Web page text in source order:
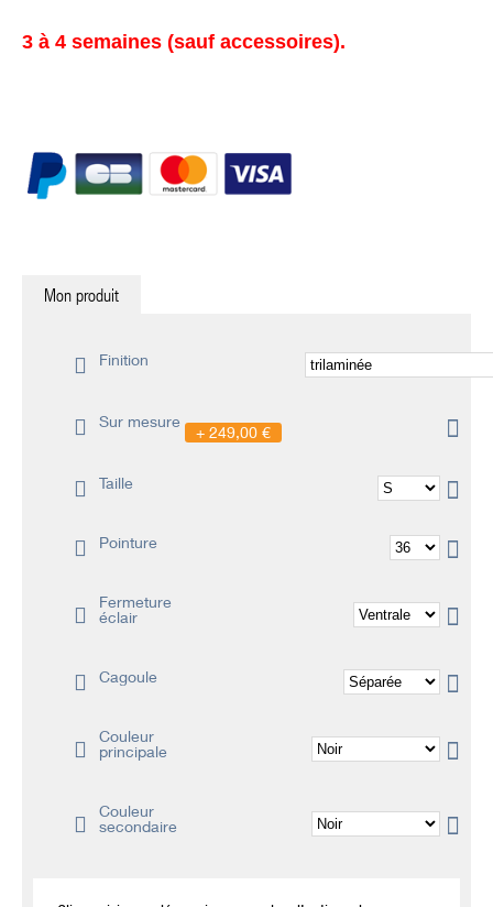
3 à 4 semaines (sauf accessoires).
Mon produit
Finition
Sur mesure
249,00 €
Taille
Pointure
Fermeture
éclair
Cagoule
Couleur
principale
Couleur
secondaire